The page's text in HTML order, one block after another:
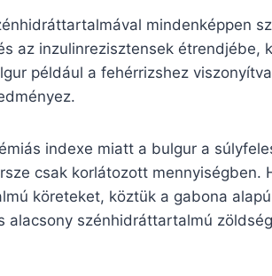
mindenképpen
az inzulinrezisztensek étrendjébe,
például a fehérrizshez
indexe miatt a bulgur a
csak korlátozott mennyiségben.
köreteket, köztük a gabona
alacsony szénhidráttartalmú